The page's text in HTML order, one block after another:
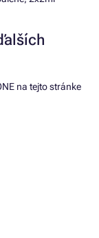
na tejto stránke